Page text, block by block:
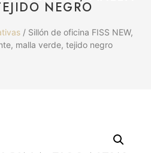
NEGRO
/ Sillón de oficina FISS NEW,
malla verde, tejido negro